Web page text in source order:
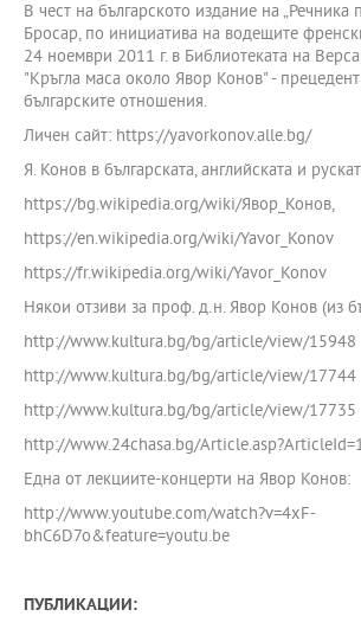
В чест на българското издание на „Речника
Бросар, по инициатива на водещите
24 ноември 2011 г. в Библиотеката на
"Кръгла маса около Явор Конов" -
българските отношения.
Личен сайт: https://yavorkonov.alle.bg/
Я. Конов в българската, английската и
https://bg.wikipedia.org/wiki/Явор_Конов,
https://en.wikipedia.org/wiki/Yavor_Konov
https://fr.wikipedia.org/wiki/Yavor_Konov
Някои отзиви за проф. д.н. Явор Конов (из
http://www.kultura.bg/bg/article/view/15948
http://www.kultura.bg/bg/article/view/17744
http://www.kultura.bg/bg/article/view/17735
http://www.24chasa.bg/
Една от лекциите-концерти на Явор Конов:
http://www.youtube.com/watch?v=4xF-
bhC6D7o&feature=youtu.be
ПУБЛИКАЦИИ: